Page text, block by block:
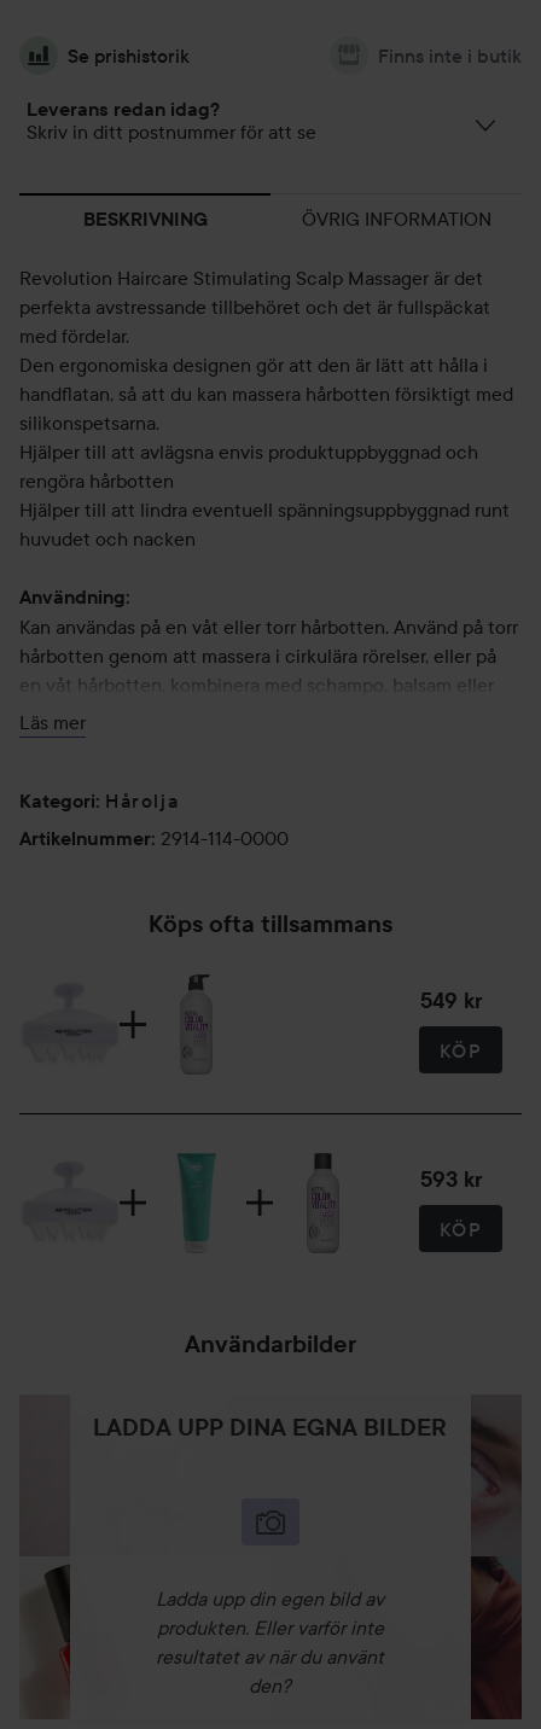
Se prishistorik Finns inte i butik
Leverans redan idag?
Skriv in ditt postnummer för att se
BESKRIVNING ÖVRIG INFORMATION
Revolution Haircare Stimulating Scalp Massager är det
perfekta avstressande tillbehöret och det är fullspäckat
med fördelar.
Den ergonomiska designen gör att den är lätt att hålla i
handflatan, så att du kan massera hårbotten försiktigt med
silikonspetsarna.
Hjälper till att avlägsna envis produktuppbyggnad och
rengöra hårbotten
Hjälper till att lindra eventuell spänningsuppbyggnad runt
huvudet och nacken
Användning:
Kan användas på en våt eller torr hårbotten. Använd på torr
hårbotten genom att massera i cirkulära rörelser, eller på
en våt hårbotten, kombinera med schampo, balsam eller
valfri behandling.
Läs mer
Kategori: Hårolja
Artikelnummer: 2914-114-0000
Köps ofta tillsammans
549 kr
KÖP
593 kr
KÖP
Användarbilder
LADDA UPP DINA EGNA BILDER
Ladda upp din egen bild av
produkten. Eller varför inte
resultatet av när du använt
den?